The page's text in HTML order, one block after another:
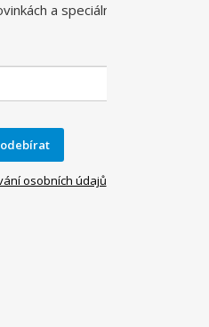
a speciálních
odebírat
osobních údajů